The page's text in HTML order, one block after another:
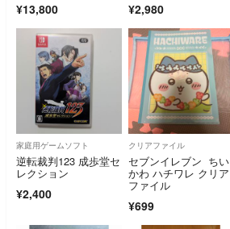
5 セット
¥13,800 ¥2,980
家庭用ゲームソフト
逆転裁判123 成歩堂セ
レクション
¥2,400
クリアファイル
セブンイレブン ちい
かわ ハチワレ クリア
ファイル
¥699